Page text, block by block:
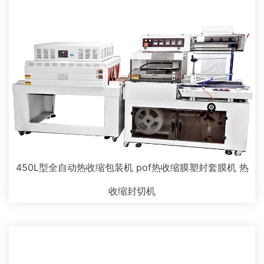
450L型全自动热收缩包装机 pof热收缩膜塑封套膜机 热
收缩封切机